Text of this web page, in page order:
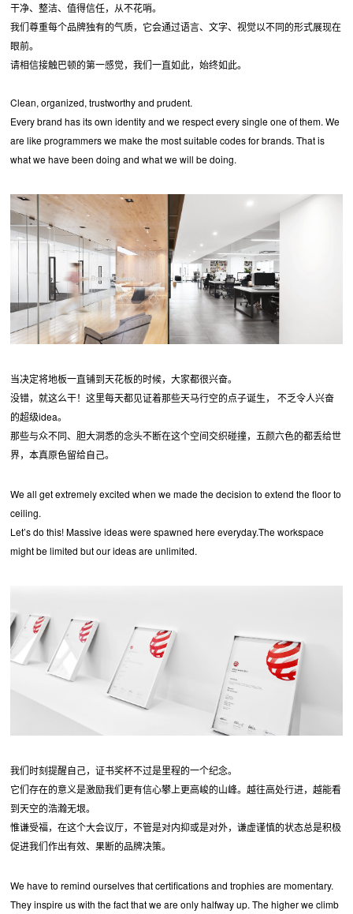
干净、整洁、值得信任，从不花哨。
我们尊重每个品牌独有的气质，它会通过语言、文字、视觉以不同的形式展现在
眼前。
请相信接触巴顿的第一感觉，我们一直如此，始终如此。
Clean, organized, trustworthy and prudent.
Every brand has its own identity and we respect every single one of them. We
are like programmers we make the most suitable codes for brands. That is
what we have been doing and what we will be doing.
当决定将地板一直铺到天花板的时候，大家都很兴奋。
没错，就这么干！这里每天都见证着那些天马行空的点子诞生， 不乏令人兴奋
的超级idea。
那些与众不同、胆大洞悉的念头不断在这个空间交织碰撞，五颜六色的都丢给世
界，本真原色留给自己。
We all get extremely excited when we made the decision to extend the floor to
ceiling.
Let’s do this! Massive ideas were spawned here everyday.The workspace
might be limited but our ideas are unlimited.
我们时刻提醒自己，证书奖杯不过是里程的一个纪念。
它们存在的意义是激励我们更有信心攀上更高峻的山峰。越往高处行进，越能看
到天空的浩瀚无垠。
惟谦受福，在这个大会议厅，不管是对内抑或是对外，谦虚谨慎的状态总是积极
促进我们作出有效、果断的品牌决策。
We have to remind ourselves that certifications and trophies are momentary.
They inspire us with the fact that we are only halfway up. The higher we climb